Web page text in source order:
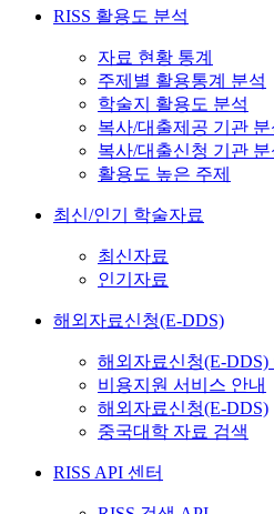
RISS 활용도 분석
자료 현황 통계
주제별 활용통계 분석
학술지 활용도 분석
복사/대출제공 기관 분
복사/대출신청 기관 분
활용도 높은 주제
최신/인기 학술자료
최신자료
인기자료
해외자료신청(E-DDS)
해외자료신청(E-DDS)
비용지원 서비스 안내
해외자료신청(E-DDS)
중국대학 자료 검색
RISS API 센터